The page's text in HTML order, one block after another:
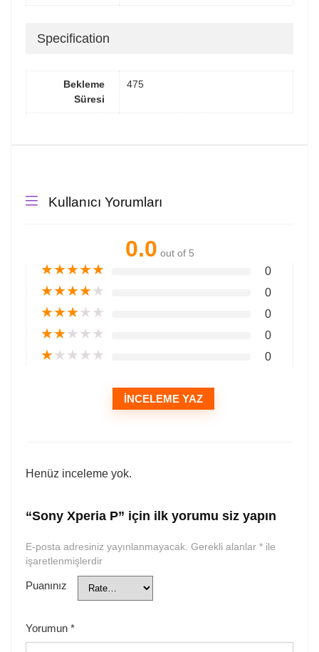
Specification
Bekleme
Süresi
475
Kullanıcı Yorumları
0.0 out of 5
★★★★★ 0
★★★★★ 0
★★★★★ 0
★★★★★ 0
★★★★★ 0
İNCELEME YAZ
Henüz inceleme yok.
“Sony Xperia P” için ilk yorumu siz yapın
E-posta adresiniz yayınlanmayacak. Gerekli alanlar * ile
işaretlenmişlerdir
Puanınız
Yorumun *